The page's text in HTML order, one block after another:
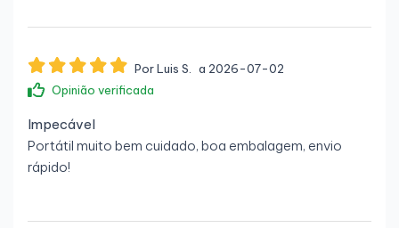
Por Luis S.
a 2026-07-02
Opinião verificada
Impecável
Portátil muito bem cuidado, boa embalagem, envio
rápido!